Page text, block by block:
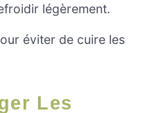
légèrement.
éviter de cuire les